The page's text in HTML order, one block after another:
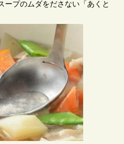
ープのムダをださない「あくと